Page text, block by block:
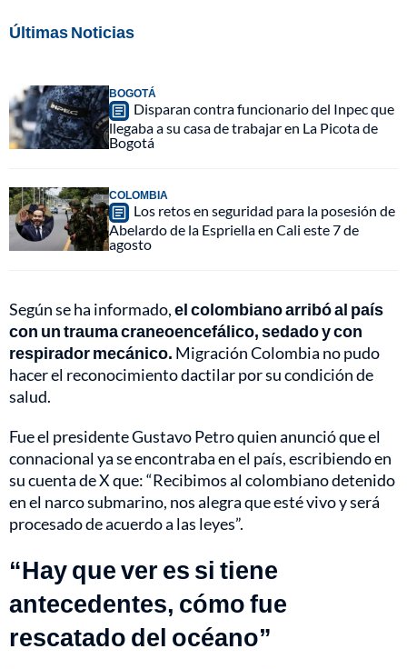
Últimas Noticias
BOGOTÁ
Disparan contra funcionario del Inpec que
llegaba a su casa de trabajar en La Picota de
Bogotá
COLOMBIA
Los retos en seguridad para la posesión de
Abelardo de la Espriella en Cali este 7 de
agosto
Según se ha informado,el colombiano arribó al país
con un trauma craneoencefálico, sedado y con
respirador mecánico. Migración Colombia no pudo
hacer el reconocimiento dactilar por su condición de
salud.
Fue el presidente Gustavo Petro quien anunció que el
connacional ya se encontraba en el país, escribiendo en
su cuenta de X que: “Recibimos al colombiano detenido
en el narco submarino, nos alegra que esté vivo y será
procesado de acuerdo a las leyes”.
“Hay que ver es si tiene
antecedentes, cómo fue
rescatado del océano”